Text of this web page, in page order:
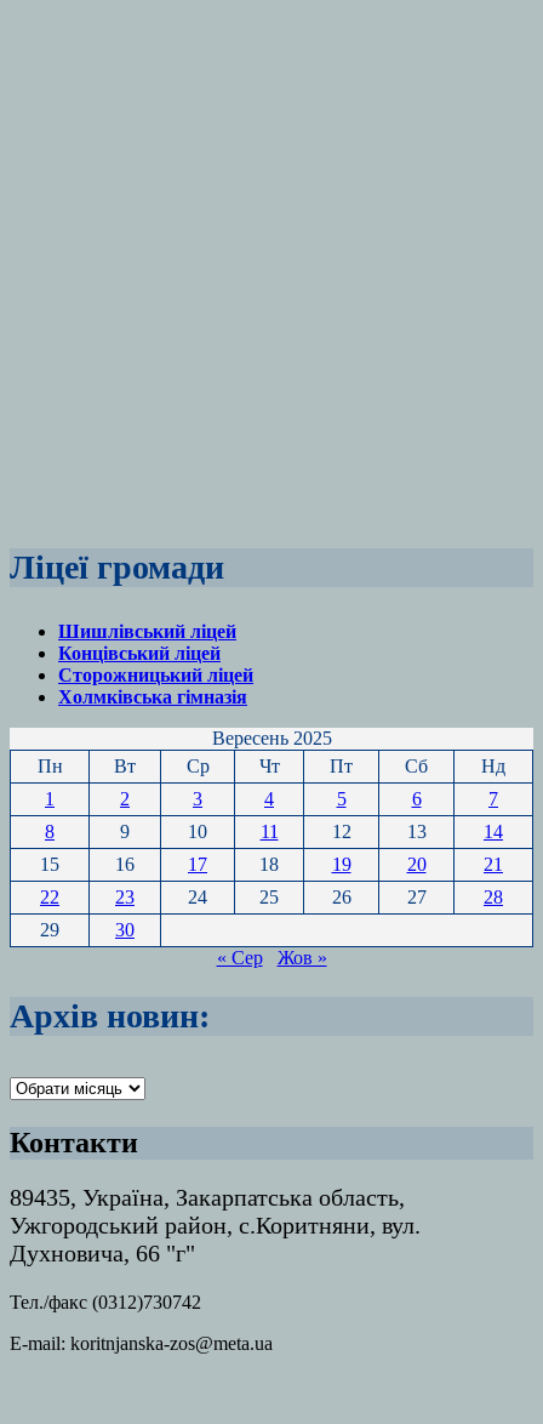
Ліцеї громади
Шишлівський ліцей
Концівський ліцей
Сторожницький ліцей
Холмківська гімназія
Вересень 2025
Пн
Вт Ср Чт Пт Сб
Нд
1
2 3 4 5 6
7
8
9 10 11 12 13
14
15
16 17 18 19 20
21
22
23 24 25 26 27
28
29
30
« Сер
Жов »
Архів новин:
Архіви
Контакти
89435, Україна, Закарпатська область,
Ужгородський район, с.Коритняни, вул.
Духновича, 66 "г"
Тел./факс (0312)730742
E-mail: koritnjanska-zos@meta.ua